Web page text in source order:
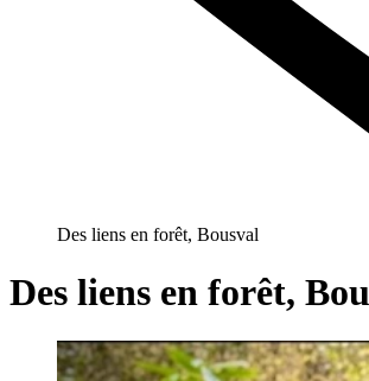
Des liens en forêt, Bousval
Des liens en forêt,